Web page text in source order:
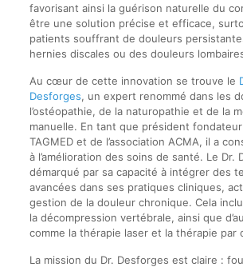
favorisant ainsi la guérison naturelle du
être une solution précise et efficace,
patients souffrant de douleurs
hernies discales ou des douleurs
Au cœur de cette innovation se trouve le
Desforges, un expert renommé dans les
l’ostéopathie, de la naturopathie et de la
manuelle. En tant que président
TAGMED et de l’association ACMA, il a
à l’amélioration des soins de santé. Le Dr.
démarqué par sa capacité à intégrer des
avancées dans ses pratiques cliniques,
gestion de la douleur chronique. Cela
la décompression vertébrale, ainsi que
comme la thérapie laser et la thérapie par
La mission du Dr. Desforges est claire :